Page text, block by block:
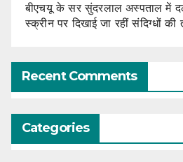
बीएचयू के सर सुंदरलाल अस्पताल में
स्क्रीन पर दिखाई जा रहीं संदिग्धों की
Recent Comments
Categories